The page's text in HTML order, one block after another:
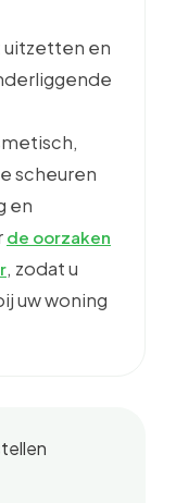
uitzetten en
scheuren
en
de oorzaken
, zodat u
uw woning